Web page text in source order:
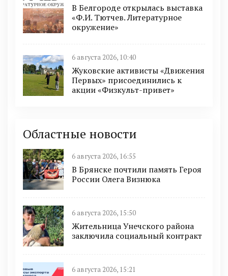
В Белгороде открылась выставка
«Ф.И. Тютчев. Литературное
окружение»
6 августа 2026, 10:40
Жуковские активисты «Движения
Первых» присоединились к
акции «Физкульт-привет»
Областные новости
6 августа 2026, 16:55
В Брянске почтили память Героя
России Олега Визнюка
6 августа 2026, 15:50
Жительница Унечского района
заключила социальный контракт
6 августа 2026, 15:21